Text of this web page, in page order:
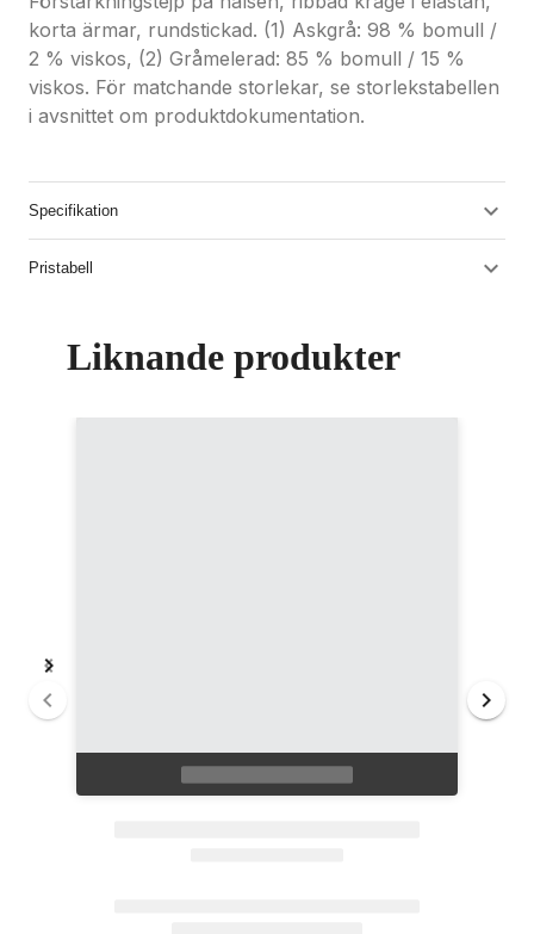
korta ärmar, rundstickad. (1) Askgrå: 98 % bomull /
2 % viskos, (2) Gråmelerad: 85 % bomull / 15 %
viskos. För matchande storlekar, se storlekstabellen
i avsnittet om produktdokumentation.
Specifikation
Pristabell
Liknande produkter